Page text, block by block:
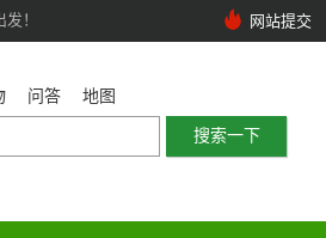
发！ 网站提交
问答 地图